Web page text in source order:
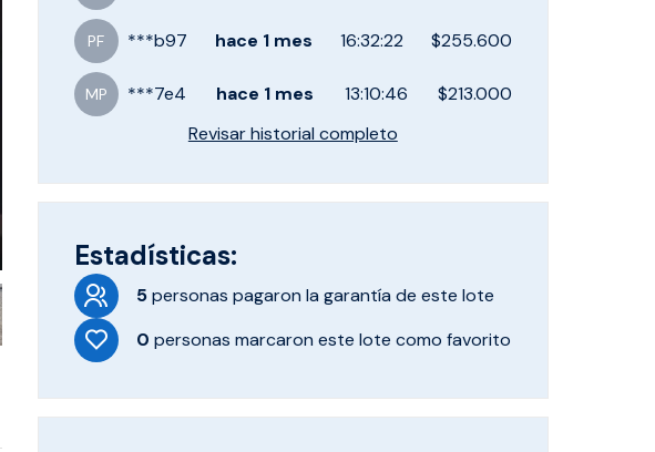
PF ***b97 hace 1 mes 16:32:22 $255.600
MP ***7e4 hace 1 mes 13:10:46
$213.000
Revisar historial completo
Estadísticas:
5 personas pagaron la garantía de este lote
0 personas marcaron este lote como favorito